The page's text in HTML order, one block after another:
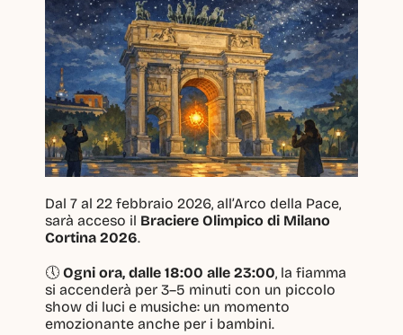
Dal 7 al 22 febbraio 2026, all’Arco della Pace,
sarà acceso il Braciere Olimpico di Milano
Cortina 2026.
🕔 Ogni ora, dalle 18:00 alle 23:00, la fiamma
si accenderà per 3–5 minuti con un piccolo
show di luci e musiche: un momento
emozionante anche per i bambini.